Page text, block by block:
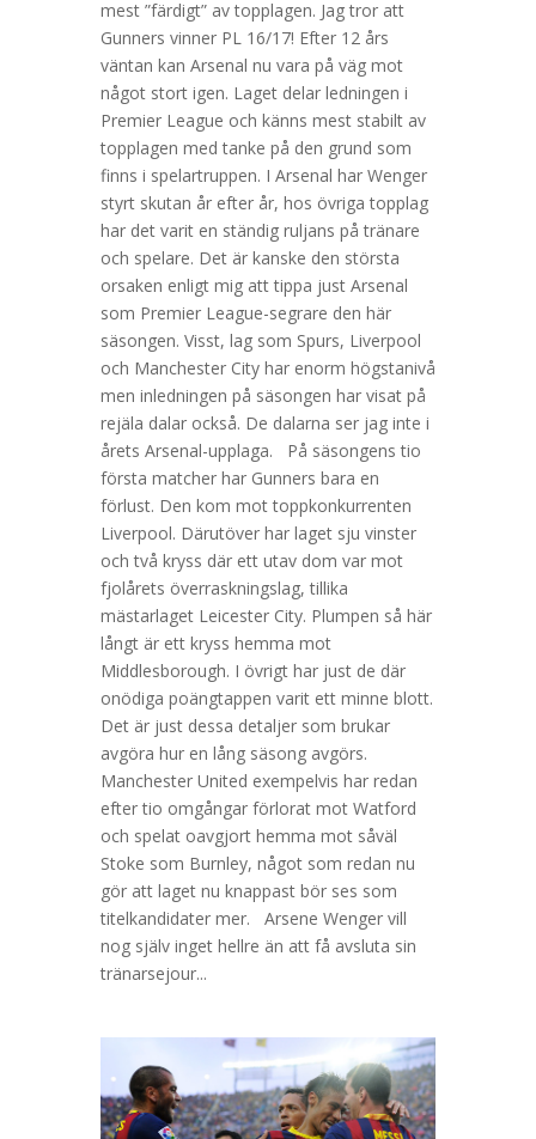
mest ”färdigt” av topplagen. Jag tror att
Gunners vinner PL 16/17! Efter 12 års
väntan kan Arsenal nu vara på väg mot
något stort igen. Laget delar ledningen i
Premier League och känns mest stabilt av
topplagen med tanke på den grund som
finns i spelartruppen. I Arsenal har Wenger
styrt skutan år efter år, hos övriga topplag
har det varit en ständig ruljans på tränare
och spelare. Det är kanske den största
orsaken enligt mig att tippa just Arsenal
som Premier League-segrare den här
säsongen. Visst, lag som Spurs, Liverpool
och Manchester City har enorm högstanivå
men inledningen på säsongen har visat på
rejäla dalar också. De dalarna ser jag inte i
årets Arsenal-upplaga. På säsongens tio
första matcher har Gunners bara en
förlust. Den kom mot toppkonkurrenten
Liverpool. Därutöver har laget sju vinster
och två kryss där ett utav dom var mot
fjolårets överraskningslag, tillika
mästarlaget Leicester City. Plumpen så här
långt är ett kryss hemma mot
Middlesborough. I övrigt har just de där
onödiga poängtappen varit ett minne blott.
Det är just dessa detaljer som brukar
avgöra hur en lång säsong avgörs.
Manchester United exempelvis har redan
efter tio omgångar förlorat mot Watford
och spelat oavgjort hemma mot såväl
Stoke som Burnley, något som redan nu
gör att laget nu knappast bör ses som
titelkandidater mer. Arsene Wenger vill
nog själv inget hellre än att få avsluta sin
tränarsejour...